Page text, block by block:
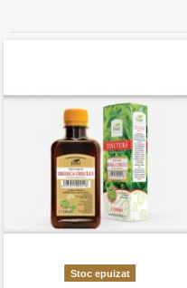
Stoc epuizat